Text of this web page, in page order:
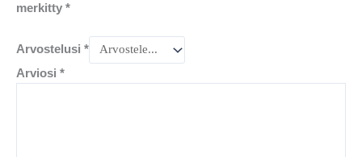
merkitty *
Arvostelusi *
Arviosi *